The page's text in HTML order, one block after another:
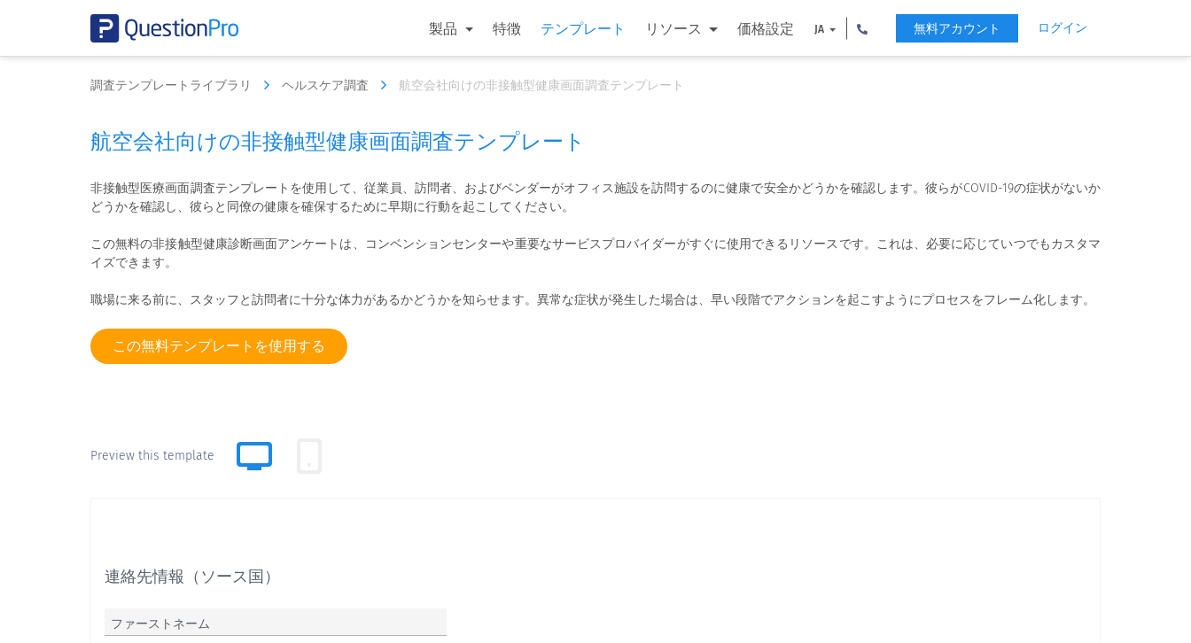
製品 特徴 テンプレート リソース 価格設定 JA 無料アカウント ログイン
調査テンプレートライブラリ ヘルスケア調査 航空会社向けの非接触型健康画面調査テンプレート
航空会社向けの非接触型健康画面調査テンプレート
非接触型医療画面調査テンプレートを使用して、従業員、訪問者、およびベンダーがオフィス施設を訪問するのに健康で安全かどうかを確認します。彼らがCOVID-19の症状がないか
どうかを確認し、彼らと同僚の健康を確保するために早期に行動を起こしてください。
この無料の非接触型健康診断画面アンケートは、コンベンションセンターや重要なサービスプロバイダーがすぐに使用できるリソースです。これは、必要に応じていつでもカスタマ
イズできます。
職場に来る前に、スタッフと訪問者に十分な体力があるかどうかを知らせます。異常な症状が発生した場合は、早い段階でアクションを起こすようにプロセスをフレーム化します。
この無料テンプレートを使用する
Preview this template
連絡先情報（ソース国）
ファーストネーム